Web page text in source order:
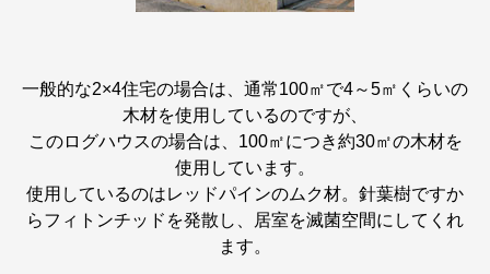
一般的な2×4住宅の場合は、通常100㎡で4～5㎡くらいの
木材を使用しているのですが、
このログハウスの場合は、100㎡につき約30㎡の木材を
使用しています。
使用しているのはレッドパインのムク材。針葉樹ですか
らフィトンチッドを発散し、居室を滅菌空間にしてくれ
ます。